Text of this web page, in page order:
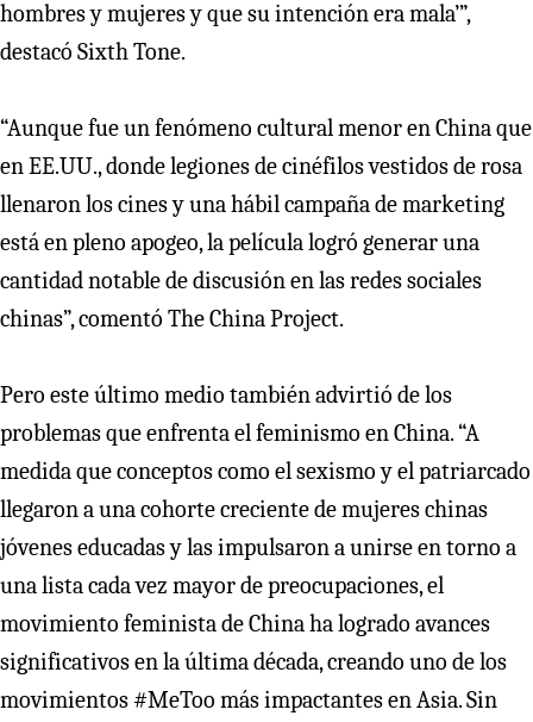
hombres y mujeres y que su intención era mala’”,
destacó Sixth Tone.
“Aunque fue un fenómeno cultural menor en China que
en EE.UU., donde legiones de cinéfilos vestidos de rosa
llenaron los cines y una hábil campaña de marketing
está en pleno apogeo, la película logró generar una
cantidad notable de discusión en las redes sociales
chinas”, comentó The China Project.
Pero este último medio también advirtió de los
problemas que enfrenta el feminismo en China. “A
medida que conceptos como el sexismo y el patriarcado
llegaron a una cohorte creciente de mujeres chinas
jóvenes educadas y las impulsaron a unirse en torno a
una lista cada vez mayor de preocupaciones, el
movimiento feminista de China ha logrado avances
significativos en la última década, creando uno de los
movimientos #MeToo más impactantes en Asia. Sin